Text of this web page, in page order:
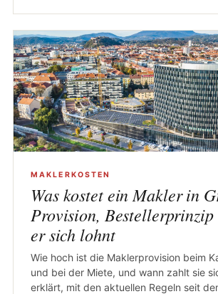
MAKLERKOSTEN
Was kostet ein Makler in
Provision, Bestellerprinzip
er sich lohnt
Wie hoch ist die Maklerprovision beim
und bei der Miete, und wann zahlt sie
erklärt, mit den aktuellen Regeln seit